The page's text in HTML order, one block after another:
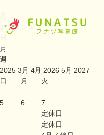
アジェンダ
月
週
2025 3月 4月 2026 5月 2027
日
月 火
5
6
7
定休日
定休日